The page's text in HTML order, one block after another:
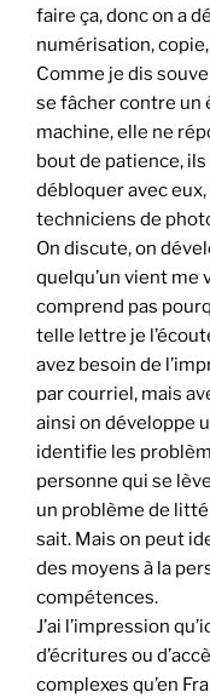
faire ça, donc on a
numérisation,
Comme je dis
se fâcher contre un
machine, elle ne
bout de patience,
débloquer avec
techniciens de
On discute, on
quelqu’un vient me
comprend pas
telle lettre je
avez besoin de
par courriel, mais
ainsi on développe
identifie les
personne qui se
un problème de
sait. Mais on peut
des moyens à la
compétences.
J’ai l’impression
d’écritures ou
complexes qu’en